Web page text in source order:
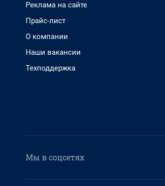
Реклама на сайте
Прайс-лист
О компании
Наши вакансии
Техподдержка
Мы в соцсетях